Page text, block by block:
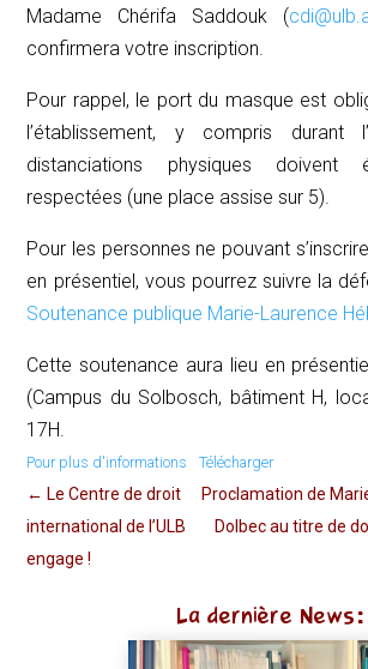
Madame Chérifa Saddouk (
confirmera votre inscription.
Pour rappel, le port du masque est
l’établissement, y compris durant
distanciations physiques doivent
respectées (une place assise sur 5).
Pour les personnes ne pouvant
en présentiel, vous pourrez suivre la
Soutenance publique Marie-Laurence
Cette soutenance aura lieu en
(Campus du Solbosch, bâtiment H,
17H.
Pour plus d'informations Télécharger
← Le Centre de droit
international de l’ULB
engage !
Proclamation de
Dolbec au titre de
La dernière News: